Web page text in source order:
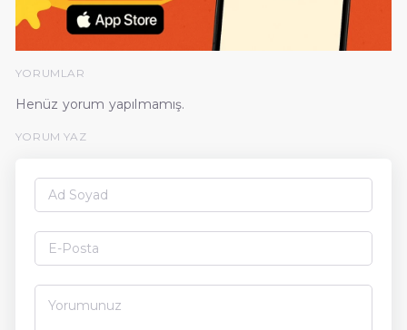
YORUMLAR
Henüz yorum yapılmamış.
YORUM YAZ